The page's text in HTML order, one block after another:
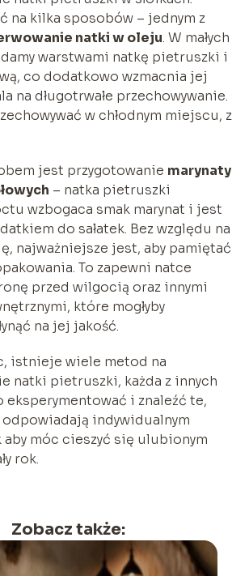
na kilka sposobów – jednym z
natki w oleju. W małych
warstwami natkę pietruszki i
co dodatkowo wzmacnia jej
na długotrwałe przechowywanie.
w chłodnym miejscu, z
jest przygotowanie marynaty
– natka pietruszki
wzbogaca smak marynat i jest
do sałatek. Bez względu na
najważniejsze jest, aby pamiętać
To zapewni natce
przed wilgocią oraz innymi
które mogłyby
na jej jakość.
istnieje wiele metod na
natki pietruszki, każda z innych
eksperymentować i znaleźć te,
indywidualnym
móc cieszyć się ulubionym
rok.
Zobacz także: